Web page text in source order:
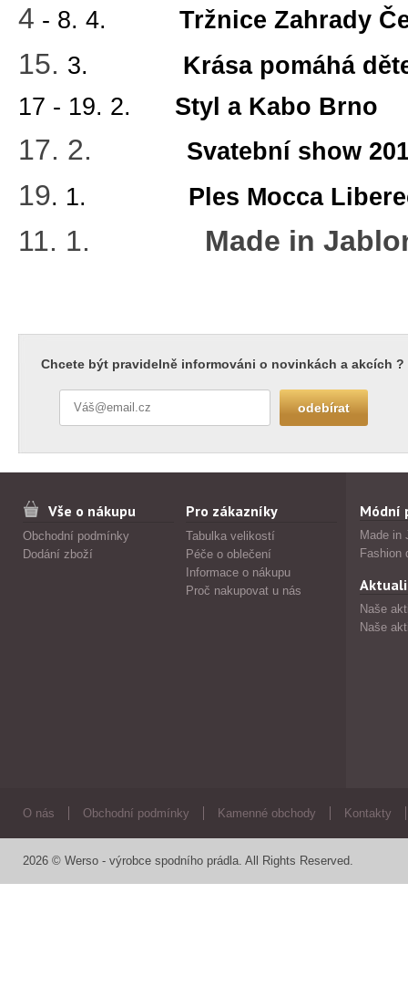
4 - 8. 4. Tržnice Zahrady
15. 3. Krása pomáhá
17 - 19. 2. Styl a Kabo Brno
17. 2. Svatební show
19. 1. Ples Mocca
11. 1. Made in
Chcete být pravidelně informováni o novinkách a akcích ?
Vše o nákupu
Obchodní podmínky
Dodání zboží
Pro zákazníky
Tabulka velikostí
Péče o oblečení
Informace o nákupu
Proč nakupovat u nás
Módní
Made in
Fashion
Naše
Naše
O nás Obchodní podmínky Kamenné obchody Kontakty
2026 © Werso - výrobce spodního prádla. All Rights Reserved.